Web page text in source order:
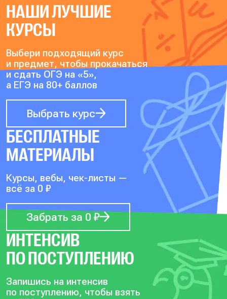
НАШИ ЛУЧШИЕ
КУРСЫ
Выбери подходящий курс
и предмет, чтобы прокачаться
и сдать ОГЭ на «5»,
а ЕГЭ на 80+ баллов
Выбрать курс
БЕСПЛАТНЫЕ
МАТЕРИАЛЫ
Курсы, вебы, чек-листы —
всё за 0 ₽
Забрать за 0 ₽
ИНТЕНСИВ
ПО ПОСТУПЛЕНИЮ
Запишись на интенсив
по поступлению, чтобы взять